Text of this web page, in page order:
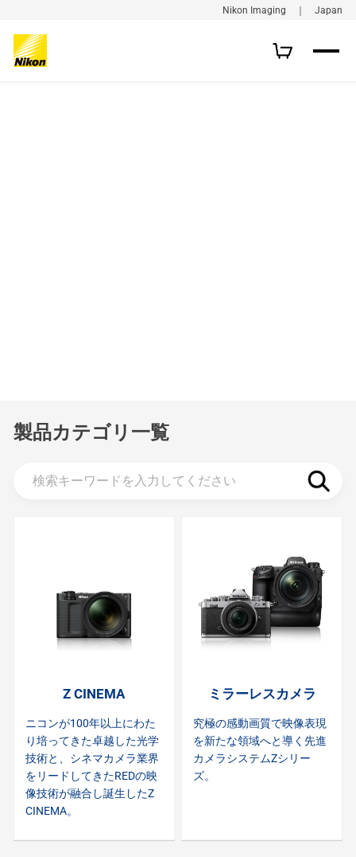
Nikon Imaging ｜ Japan
製品カテゴリ一覧
Z CINEMA
ニコンが100年以上にわた
り培ってきた卓越した光学
技術と、シネマカメラ業界
をリードしてきたREDの映
像技術が融合し誕生したZ
CINEMA。
ミラーレスカメラ
究極の感動画質で映像表現
を新たな領域へと導く先進
カメラシステムZシリー
ズ。